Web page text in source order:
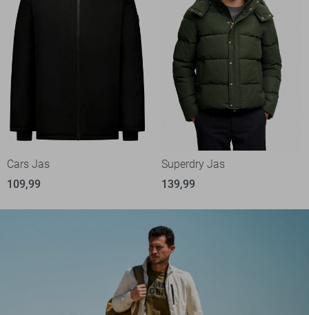
Cars Jas
109,99
Superdry Jas
139,99